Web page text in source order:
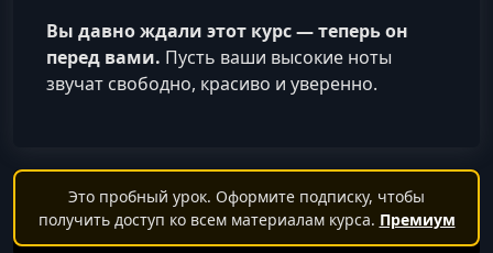
Вы давно ждали этот курс — теперь он
перед вами. Пусть ваши высокие ноты
звучат свободно, красиво и уверенно.
Это пробный урок. Оформите подписку, чтобы
получить доступ ко всем материалам курса. Премиум